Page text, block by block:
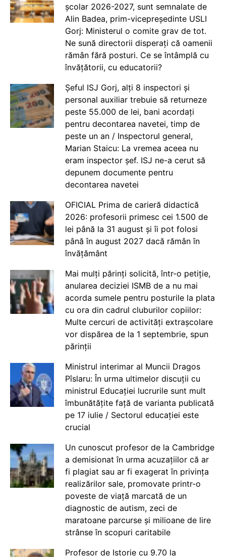
școlar 2026-2027, sunt semnalate de
Alin Badea, prim-vicepreședinte USLI
Gorj: Ministerul o comite grav de tot.
Ne sună directorii disperați că oamenii
rămân fără posturi. Ce se întâmplă cu
învățătorii, cu educatorii?
Șeful ISJ Gorj, alți 8 inspectori și
personal auxiliar trebuie să returneze
peste 55.000 de lei, bani acordați
pentru decontarea navetei, timp de
peste un an / Inspectorul general,
Marian Staicu: La vremea aceea nu
eram inspector șef. ISJ ne-a cerut să
depunem documente pentru
decontarea navetei
OFICIAL Prima de carieră didactică
2026: profesorii primesc cei 1.500 de
lei până la 31 august și îi pot folosi
până în august 2027 dacă rămân în
învățământ
Mai mulți părinți solicită, într-o petiție,
anularea deciziei ISMB de a nu mai
acorda sumele pentru posturile la plata
cu ora din cadrul cluburilor copiilor:
Multe cercuri de activități extrașcolare
vor dispărea de la 1 septembrie, spun
părinții
Ministrul interimar al Muncii Dragos
Pîslaru: În urma ultimelor discuții cu
ministrul Educației lucrurile sunt mult
îmbunătățite față de varianta publicată
pe 17 iulie / Sectorul educației este
crucial
Un cunoscut profesor de la Cambridge
a demisionat în urma acuzațiilor că ar
fi plagiat sau ar fi exagerat în privința
realizărilor sale, promovate printr-o
poveste de viață marcată de un
diagnostic de autism, zeci de
maratoane parcurse și milioane de lire
strânse în scopuri caritabile
Profesor de Istorie cu 9.70 la